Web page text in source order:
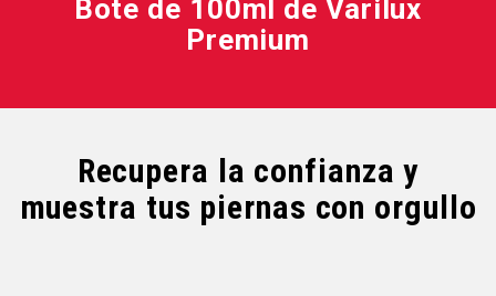
Bote de 100ml de Varilux
Premium
Recupera la confianza y
muestra tus piernas con orgullo